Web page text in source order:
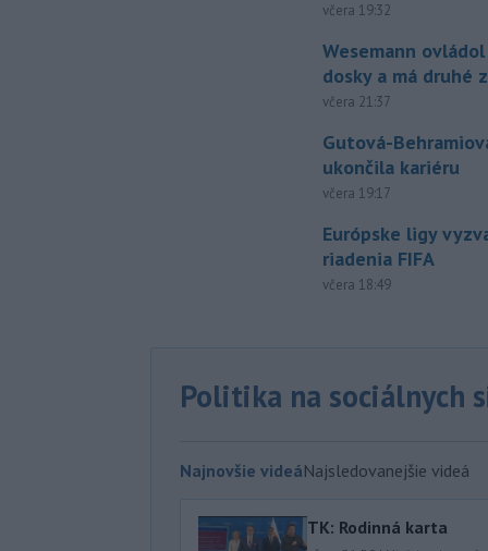
včera 19:32
Wesemann
dosky a má druhé
včera 21:37
Gutová-
ukončila kariéru
včera 19:17
Európske ligy
riadenia FIFA
včera 18:49
Politika na sociálnych
Najnovšie videáNajsledovanejšie videá
TK: Rodinná karta